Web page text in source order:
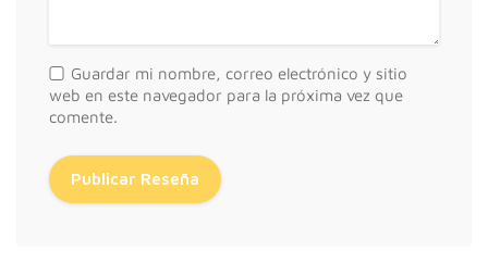
Guardar mi nombre, correo electrónico y sitio
web en este navegador para la próxima vez que
comente.